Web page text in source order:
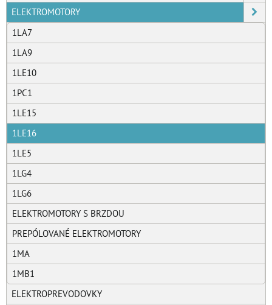
ELEKTROMOTORY
1LA7
1LA9
1LE10
1PC1
1LE15
1LE16
1LE5
1LG4
1LG6
ELEKTROMOTORY S BRZDOU
PREPÓLOVANÉ ELEKTROMOTORY
1MA
1MB1
ELEKTROPREVODOVKY